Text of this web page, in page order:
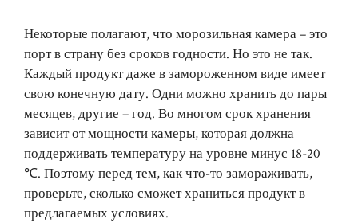
Некоторые полагают, что морозильная камера – это
порт в страну без сроков годности. Но это не так.
Каждый продукт даже в замороженном виде имеет
свою конечную дату. Одни можно хранить до пары
месяцев, другие – год. Во многом срок хранения
зависит от мощности камеры, которая должна
поддерживать температуру на уровне минус 18-20
℃. Поэтому перед тем, как что-то замораживать,
проверьте, сколько сможет храниться продукт в
предлагаемых условиях.